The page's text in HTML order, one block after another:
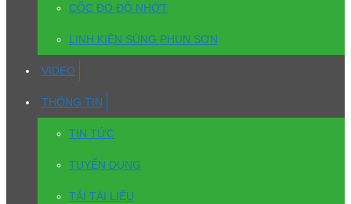
CỐC ĐO ĐỘ NHỚT
LINH KIỆN SÚNG PHUN SƠN
VIDEO
THÔNG TIN
TIN TỨC
TUYỂN DỤNG
TẢI TÀI LIỆU